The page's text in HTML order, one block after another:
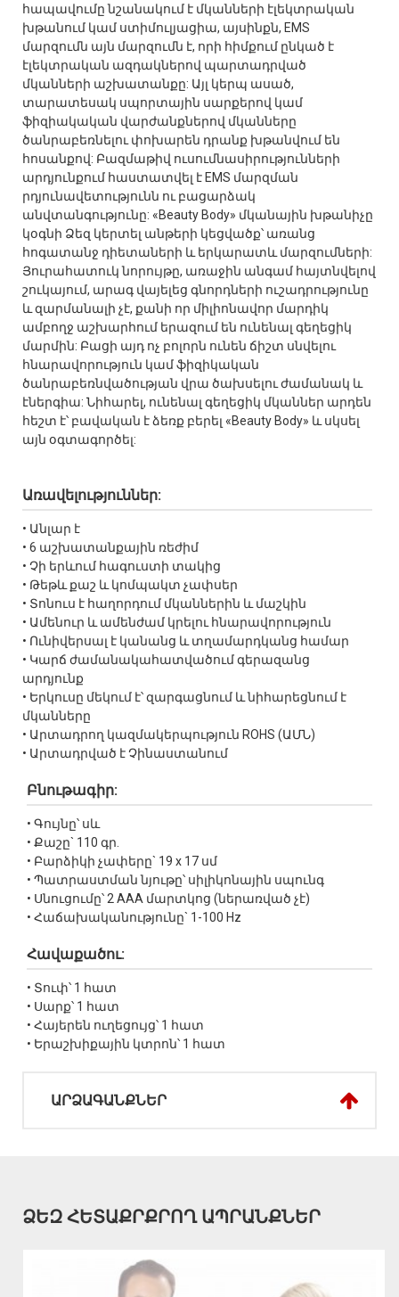
հապավումը նշանակում է մկանների էլեկտրական
խթանում կամ ստիմուլյացիա, այսինքն, EMS
մարզումն այն մարզումն է, որի հիմքում ընկած է
էլեկտրական ազդակներով պարտադրված
մկանների աշխատանքը: Այլ կերպ ասած,
տարատեսակ սպորտային սարքերով կամ
ֆիզիակական վարժանքներով մկանները
ծանրաբեռնելու փոխարեն դրանք խթանվում են
հոսանքով: Բազմաթիվ ուսումնասիրությունների
արդյունքում հաստատվել է EMS մարզման
րդյունավետությունն ու բացարձակ
անվտանգությունը: «Beauty Body» մկանային խթանիչը
կօգնի Ձեզ կերտել անթերի կեցվածք՝ առանց
հոգատանջ դիետաների և երկարատև մարզումների:
Յուրահատուկ նորույթը, առաջին անգամ հայտնվելով
շուկայում, արագ վայելեց գնորդների ուշադրությունը
և զարմանալի չէ, քանի որ միլիոնավոր մարդիկ
ամբողջ աշխարհում երազում են ունենալ գեղեցիկ
մարմին: Բացի այդ ոչ բոլորն ունեն ճիշտ սնվելու
հնարավորություն կամ ֆիզիկական
ծանրաբեռնվածության վրա ծախսելու ժամանակ և
էներգիա: Նիհարել, ունենալ գեղեցիկ մկաններ արդեն
հեշտ է՝ բավական է ձեռք բերել «Beauty Body» և սկսել
այն օգտագործել:
Առավելություններ:
• Անլար է
• 6 աշխատանքային ռեժիմ
• Չի երևում հագուստի տակից
• Թեթև քաշ և կոմպակտ չափսեր
• Տոնուս է հաղորդում մկաններին և մաշկին
• Ամենուր և ամենժամ կրելու հնարավորություն
• Ունիվերսալ է կանանց և տղամարդկանց համար
• Կարճ ժամանակահատվածում գերազանց
արդյունք
• Երկուսը մեկում է՝ զարգացնում և նիհարեցնում է
մկանները
• Արտադրող կազմակերպություն ROHS (ԱՄՆ)
• Արտադրված է Չինաստանում
Բնութագիր:
• Գույնը՝ սև
• Քաշը` 110 գր.
• Բարձիկի չափերը` 19 x 17 սմ
• Պատրաստման նյութը՝ սիլիկոնային սպունգ
• Սնուցումը՝ 2 AAA մարտկոց (ներառված չէ)
• Հաճախականությունը` 1-100 Hz
Հավաքածու:
• Տուփ՝ 1 հատ
• Սարք՝ 1 հատ
• Հայերեն ուղեցույց՝ 1 հատ
• Երաշխիքային կտրոն՝ 1 հատ
ԱՐՁԱԳԱՆՔՆԵՐ
ՁԵԶ ՀԵՏԱՔՐՔՐՈՂ ԱՊՐԱՆՔՆԵՐ